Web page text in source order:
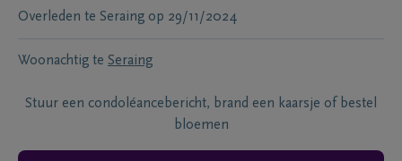
Overleden te Seraing op 29/11/2024
Woonachtig te Seraing
Stuur een condoléancebericht, brand een kaarsje of bestel
bloemen